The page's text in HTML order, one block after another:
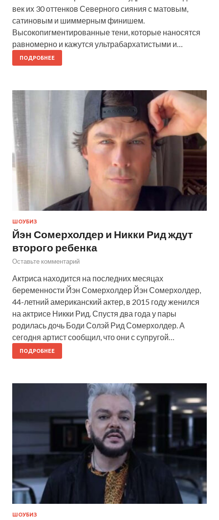
век их 30 оттенков Северного сияния с матовым,
сатиновым и шиммерным финишем.
Высокопигментированные тени, которые наносятся
равномерно и кажутся ультрабархатистыми и…
ПОДРОБНЕЕ
ШОУБИЗ
Йэн Сомерхолдер и Никки Рид ждут
второго ребенка
Оставьте комментарий
Актриса находится на последних месяцах
беременности Йэн Сомерхолдер Йэн Сомерхолдер,
44-летний американский актер, в 2015 году женился
на актрисе Никки Рид. Спустя два года у пары
родилась дочь Боди Солэй Рид Сомерхолдер. А
сегодня артист сообщил, что они с супругой…
ПОДРОБНЕЕ
ШОУБИЗ